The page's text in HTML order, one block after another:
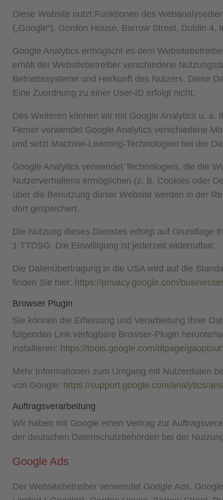
Diese Website nutzt Funktionen des
(„Google“), Gordon House, Barrow Street, Dublin 4,
Google Analytics ermöglicht es dem
erhält der Websitebetreiber verschiedene
Betriebssysteme und Herkunft des Nutzers. Diese
Eine Zuordnung zu einer User-ID erfolgt nicht.
Des Weiteren können wir mit Google Analytics u.
Ferner verwendet Google Analytics verschiedene
und setzt Machine-Learning-Technologien bei der
Google Analytics verwendet Technologien, die die
Nutzerverhaltens ermöglichen (z. B. Cookies oder
über die Benutzung dieser Website werden in der
dort gespeichert.
Die Nutzung dieses Dienstes erfolgt auf Grundlage
1 TTDSG. Die Einwilligung ist jederzeit widerrufbar.
Die Datenübertragung in die USA wird auf die
finden Sie hier: https://privacy.google.com/
Browser Plugin
Sie können die Erfassung und Verarbeitung Ihrer
folgenden Link verfügbare Browser-Plugin
installieren: https://tools.google.com/dlpage/
Mehr Informationen zum Umgang mit Nutzerdaten
von Google: https://support.google.com/analytics/
Auftragsverarbeitung
Wir haben mit Google einen Vertrag zur
der deutschen Datenschutzbehörden bei der
Google Ads
Der Websitebetreiber verwendet Google Ads.